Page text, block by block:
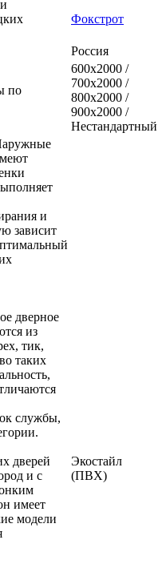
Фокстрот
Россия
по
600x2000 /
700x2000 /
800x2000 /
900x2000 /
Нестандартный
и
зависит
дверное
из
тик,
таких
службы,
дверей
и с
имеет
модели
Экостайл
(ПВХ)